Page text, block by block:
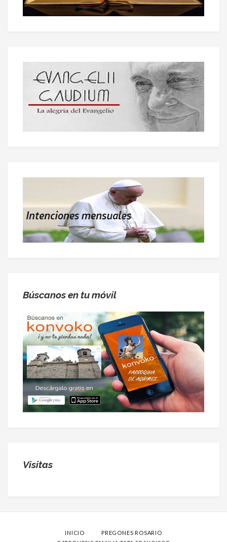
Búscanos en tu móvil
Visitas
INICIO
PREGONES ROSARIO